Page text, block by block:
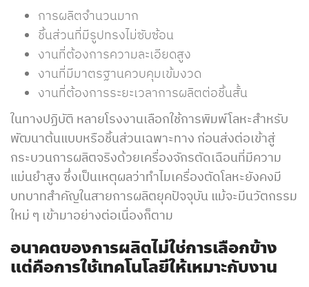
การผลิตจำนวนมาก
ชิ้นส่วนที่มีรูปทรงไม่ซับซ้อน
งานที่ต้องการความละเอียดสูง
งานที่มีมาตรฐานควบคุมเข้มงวด
งานที่ต้องการระยะเวลาการผลิตต่อชิ้นสั้น
ในทางปฏิบัติ หลายโรงงานเลือกใช้การพิมพ์โลหะสำหรับ
พัฒนาต้นแบบหรือชิ้นส่วนเฉพาะทาง ก่อนส่งต่อเข้าสู่
กระบวนการผลิตจริงด้วยเครื่องจักรตัดเฉือนที่มีความ
แม่นยำสูง ซึ่งเป็นเหตุผลว่าทำไมเครื่องตัดโลหะยังคงมี
บทบาทสำคัญในสายการผลิตยุคปัจจุบัน แม้จะมีนวัตกรรม
ใหม่ ๆ เข้ามาอย่างต่อเนื่องก็ตาม
อนาคตของการผลิตไม่ใช่การเลือกข้าง
แต่คือการใช้เทคโนโลยีให้เหมาะกับงาน